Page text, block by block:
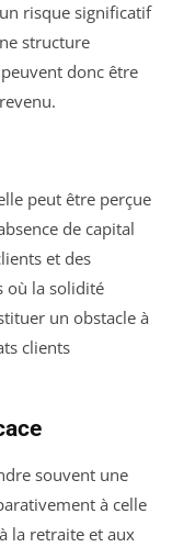
risque significatif
structure
donc être
peut être perçue
de capital
et des
où la solidité
un obstacle à
clients
souvent une
à celle
la retraite et aux